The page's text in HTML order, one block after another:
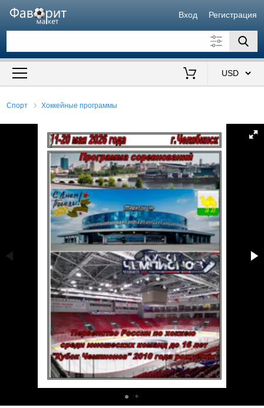
Вход Регистрация
Искать также в описании
Спорт Хоккейные программы